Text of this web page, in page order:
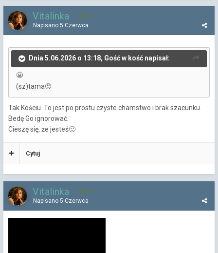
Vitalinka 392
Napisano 5 Czerwca
Dnia 5.06.2026 o 13:18, Gość w kość napisał:
😬
(sz)tama🤨
Tak Kościu. To jest po prostu czyste chamstwo i brak szacunku.
Bedę Go ignorować.
Cieszę się, że jesteś🙂
Cytuj
Vitalinka 392
Napisano 5 Czerwca